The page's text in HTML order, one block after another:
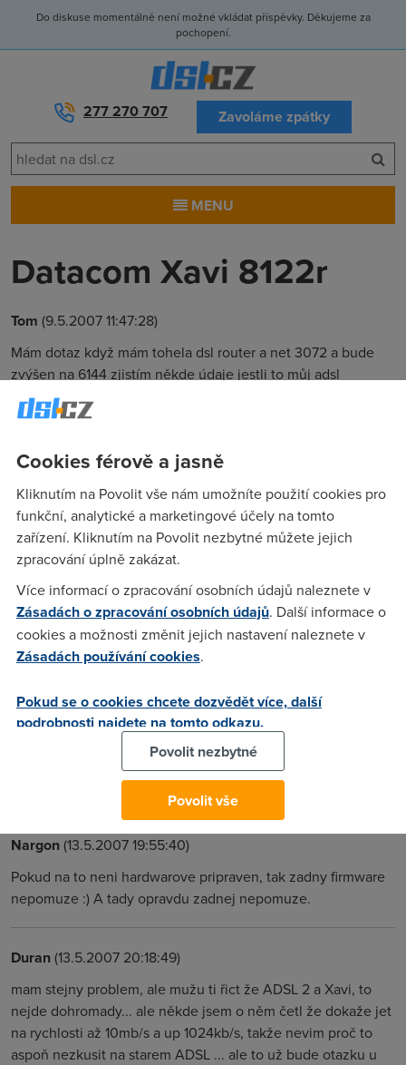
Do diskuse momentálně není možné vkládat příspěvky. Děkujeme za
pochopení.
277 270 707 Zavoláme zpátky
MENU
Datacom Xavi 8122r
Tom (9.5.2007 11:47:28)
Mám dotaz když mám tohela dsl router a net 3072 a bude
zvýšen na 6144 zjistím někde údaje jestli to můj adsl
zvládne? Nic jsem totiž nenašel a O2 tvrdí, že mi adsl tuto
rychlost nezvládne a že potřebuji nový adsl router. Může mi
Nargon (9.5.2007 12:29:08)
Rychlosti 6 a 8 Mbit O2 dela jen na technologii ADSL2+.
Tento modem ADSL2+ neumi, takze potrebujete novy.
Anonym(9.5.2007 13:44:18)
http://www.travian.cz/?uc=cz2_39662 skvělá onlinovka
Tom(13.5.2007 19:05:53)
A neexistuje někde nějaký nový firmware na tenhle
ads/router? Nechci totiž dát víc jak 500 Kč za nový adsl2+.
Nargon(13.5.2007 19:55:40)
Pokud na to neni hardwarove pripraven, tak zadny firmware
nepomuze :) A tady opravdu zadnej nepomuze.
Duran(13.5.2007 20:18:49)
mam stejny problem, ale mužu ti řict že ADSL 2 a Xavi, to
nejde dohromady... ale někde jsem o něm četl že dokaže jet
na rychlosti až 10mb/s a up 1024kb/s, takže nevim proč to
aspoň nezkusit na starem ADSL ... ale to už bude otazku u
Cookies férově a jasně
Kliknutím na Povolit vše nám umožníte použití cookies pro
funkční, analytické a marketingové účely na tomto
zařízení. Kliknutím na Povolit nezbytné můžete jejich
zpracování úplně zakázat.
Více informací o zpracování osobních údajů naleznete v
Zásadách o zpracování osobních údajů. Další informace o
cookies a možnosti změnit jejich nastavení naleznete v
Zásadách používání cookies.
Pokud se o cookies chcete dozvědět více, další
podrobnosti najdete na tomto odkazu.
Povolit nezbytné
Povolit vše